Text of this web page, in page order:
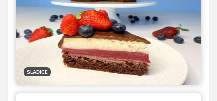
razveseli slavljenca ob rojstnem dnevu? V tem članku
smo zbrali pet odličnih receptov za poletne torte, ki so
popolne za različne priložnosti – nekatere so hitro
pripravljene, pri nekaterih pa vam pečice sploh ne bo
treba prižgati. Sladice, ki osvežijo in navdušijo!
SLADICE